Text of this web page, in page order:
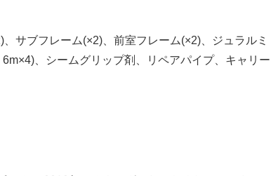
サブフレーム(×2)、前室フレーム(×2)、ジュラルミ
、シームグリップ剤、リペアパイプ、キャリー